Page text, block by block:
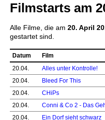
Filmstarts am
Alle Filme, die am 20. April
gestartet sind.
Datum Film
20.04.
Alles unter Kontrolle!
20.04.
Bleed For This
20.04.
CHiPs
20.04.
Conni & Co 2 - Das
20.04.
Ein Dorf sieht schwarz